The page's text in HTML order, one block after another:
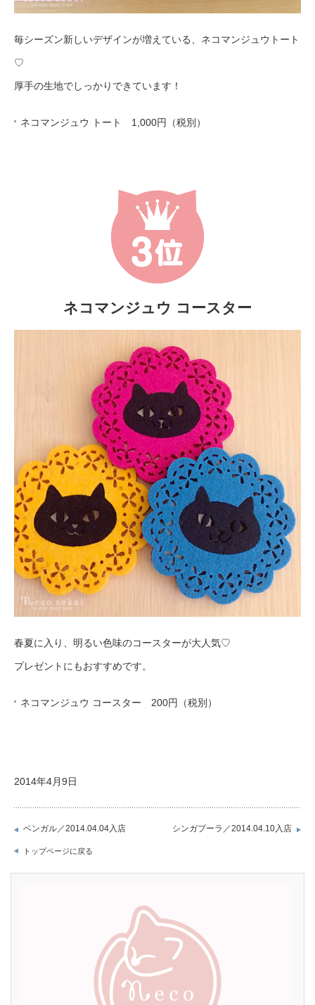
毎シーズン新しいデザインが増えている、ネコマンジュウトート
♡
厚手の生地でしっかりできています！
ネコマンジュウ トート 1,000円（税別）
ネコマンジュウ コースター
春夏に入り、明るい色味のコースターが大人気♡
プレゼントにもおすすめです。
ネコマンジュウ コースター 200円（税別）
2014年4月9日
ベンガル／2014.04.04入店 シンガプーラ／2014.04.10入店
トップページに戻る